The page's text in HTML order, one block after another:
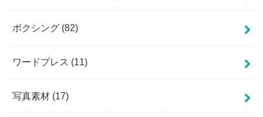
ボクシング (82)
ワードプレス (11)
写真素材 (17)